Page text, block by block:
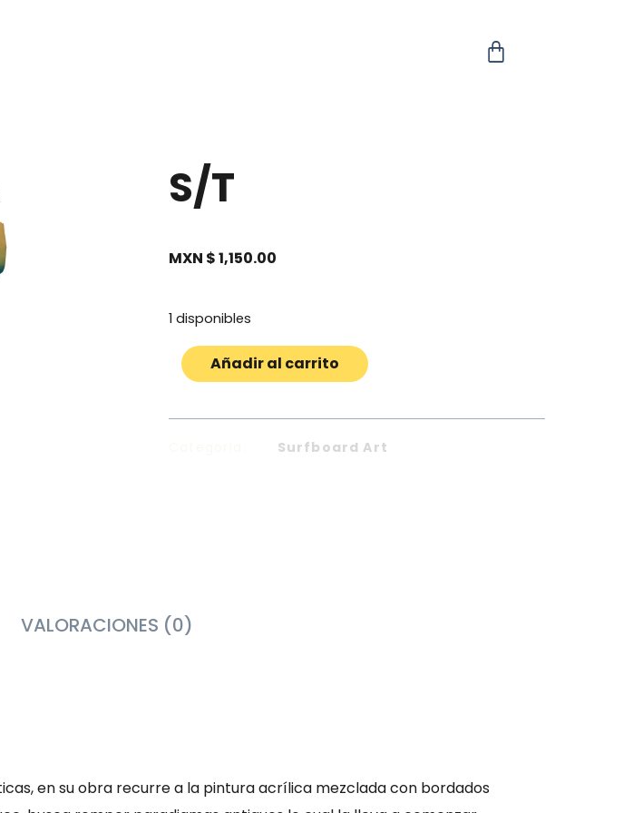
S/T
MXN $1,150.00
1 disponibles
Añadir al carrito
Surfboard Art
VALORACIONES (0)
en su obra recurre a la pintura acrílica mezclada con bordados